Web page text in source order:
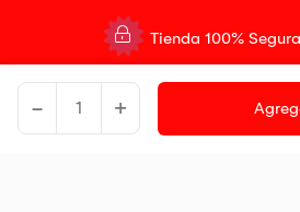
- +
Tienda 100% Segura
Tiendas Peruanas S.A. R.U.C. Nº
reservados. Av. Aviación 2405
Precios disponibles solo en
pueden incluir descuento adicional.